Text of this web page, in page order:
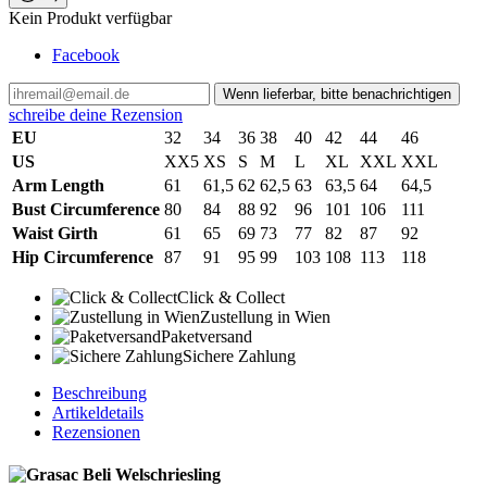
Kein Produkt verfügbar
Facebook
Wenn lieferbar, bitte benachrichtigen
schreibe deine Rezension
EU
32 34 36 38 40 42 44
46
US
XX5 XS S M L XL XXL XXL
Arm Length
61 61,5 62 62,5 63 63,5 64
64,5
Bust Circumference 80 84 88 92 96 101 106
111
Waist Girth
61 65 69 73 77 82 87
92
Hip Circumference 87 91 95 99 103 108 113 118
Click & Collect
Zustellung in Wien
Paketversand
Sichere Zahlung
Beschreibung
Artikeldetails
Rezensionen